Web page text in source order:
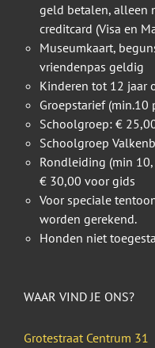
geld betalen, alleen
creditcard (Visa en
Museumkaart,
vriendenpas geldig
Kinderen tot 12 jaar
Groepstarief (min.10
Schoolgroep: €
Schoolgroep
Rondleiding (min
€ 30,00 voor gids
Voor speciale
worden gerekend.
Honden niet
WAAR VIND JE ONS?
Grotestraat Centrum 31